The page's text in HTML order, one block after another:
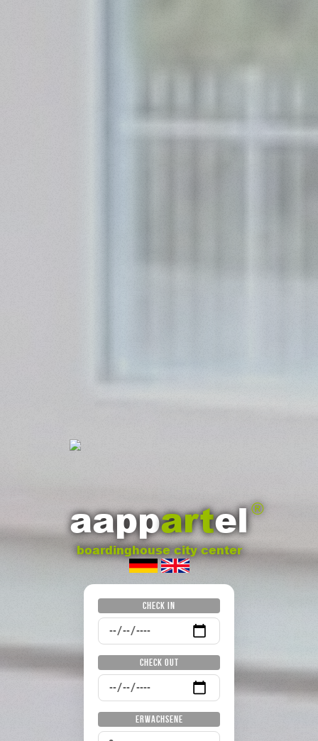
aappartel®
boardinghouse city center
Check In
Check Out
Erwachsene